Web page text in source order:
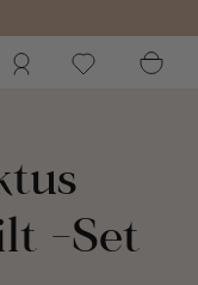
Einloggen
-Set